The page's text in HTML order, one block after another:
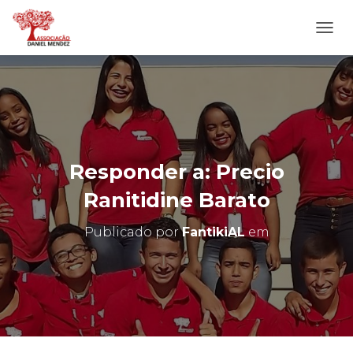
L
T
E
R
N
A
N
A
E
G
O
Responder a: Precio
Ranitidine Barato
Publicado porFantikiALem